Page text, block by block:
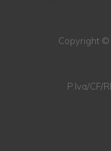
Copyright ©
P.Iva/CF/